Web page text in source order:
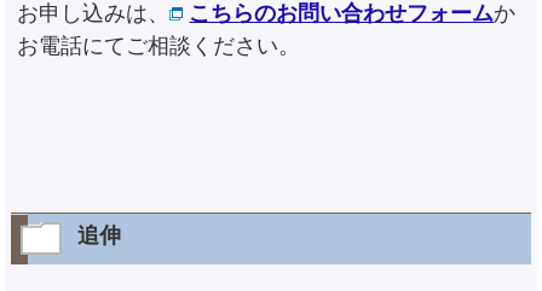
お申し込みは、 こちらのお問い合わせフォームか
お電話にてご相談ください。
追伸